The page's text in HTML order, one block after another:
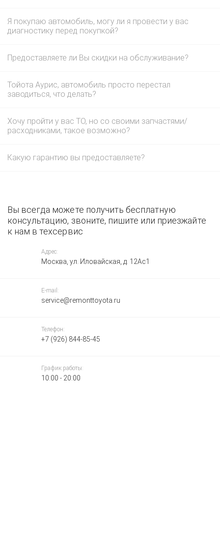
Я покупаю автомобиль, могу ли я провести у вас
диагностику перед покупкой?
Предоставляете ли Вы скидки на обслуживание?
Тойота Аурис, автомобиль просто перестал
заводиться, что делать?
Хочу пройти у вас ТО, но со своими запчастями/
расходниками, такое возможно?
Какую гарантию вы предоставляете?
Вы всегда можете получить бесплатную
консультацию, звоните, пишите или приезжайте
к нам в техсервис
Адрес:
Москва, ул. Иловайская, д. 12Ас1
E-mail:
service@remonttoyota.ru
Телефон:
+7 (926) 844-85-45
График работы:
10:00 - 20:00